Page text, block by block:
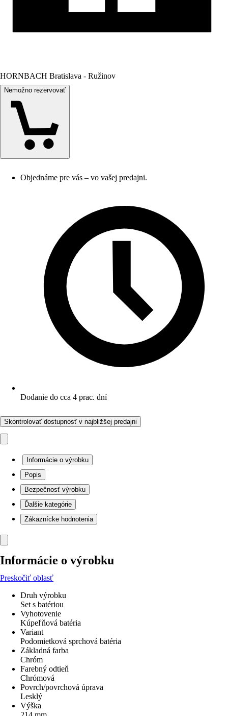
HORNBACH Bratislava - Ružinov
Nemožno rezervovať
Objednáme pre vás – vo vašej predajni.
Dodanie do cca 4 prac. dní
Skontrolovať dostupnosť v najbližšej predajni
Informácie o výrobku
Popis
Bezpečnosť výrobku
Ďalšie kategórie
Zákaznícke hodnotenia
Informácie o výrobku
Preskočiť oblasť
Druh výrobku
Set s batériou
Vyhotovenie
Kúpeľňová batéria
Variant
Podomietková sprchová batéria
Základná farba
Chróm
Farebný odtieň
Chrómová
Povrch/povrchová úprava
Lesklý
Výška